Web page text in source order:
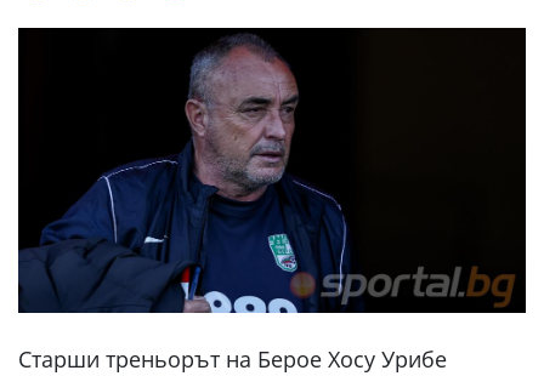
Старши треньорът на Берое Хосу Урибе